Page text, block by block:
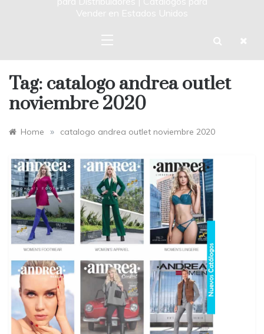
Vender en Estados Unidos
Tag: catalogo andrea outlet
noviembre 2020
Home » catalogo andrea outlet noviembre 2020